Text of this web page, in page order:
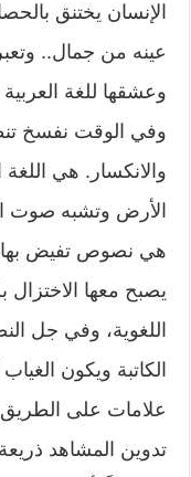
الإنسان يختنق
عينه من جمال..
وعشقها للغة العربية
وفي الوقت نفسخ
والانكسار. هي
الأرض وتشبه صوت
هي نصوص تفيض بها
يصبح معها الاختزال
اللغوية، وفي جل
الكاتبة ويكون
علامات على
تدوين المشاهد